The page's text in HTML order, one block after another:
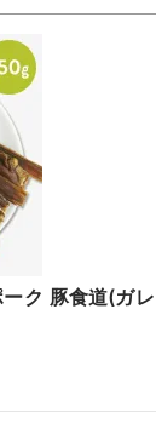
ーク 豚食道(ガ